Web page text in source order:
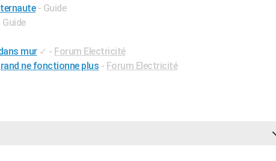
- Guide
Guide
mur ✓ - Forum Electricité
ne fonctionne plus - Forum Electricité